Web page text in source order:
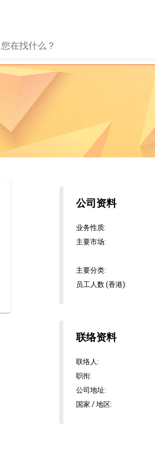
公司资料
业务性质:
主要市场:
主要分类:
员工人数 (香港):
联络资料
联络人:
职衔:
公司地址:
国家 / 地区: